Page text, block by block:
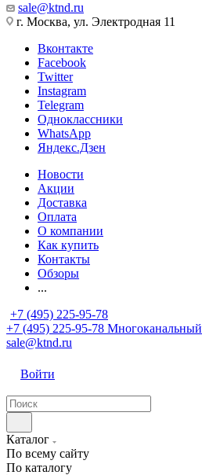
sale@ktnd.ru
г. Москва, ул. Электродная 11
Вконтакте
Facebook
Twitter
Instagram
Telegram
Одноклассники
WhatsApp
Яндекс.Дзен
Новости
Акции
Доставка
Оплата
О компании
Как купить
Контакты
Обзоры
...
+7 (495) 225-95-78
+7 (495) 225-95-78 Многоканальный
sale@ktnd.ru
Войти
Каталог
По всему сайту
По каталогу